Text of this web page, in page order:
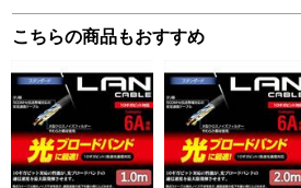
こちらの商品もおすすめ